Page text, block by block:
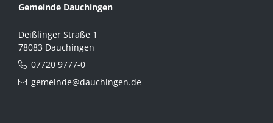
Gemeinde Dauchingen
Deißlinger Straße 1
78083 Dauchingen
07720 9777-0
gemeinde@dauchingen.de